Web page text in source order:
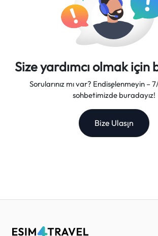
Size yardımcı olmak için
Sorularınız mı var? Endişelenmeyin –
sohbetimizde buradayız!
Bize Ulaşın